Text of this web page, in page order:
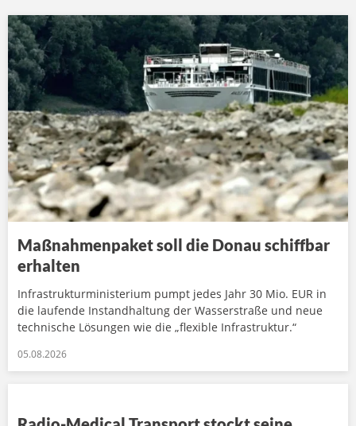
Maßnahmenpaket soll die Donau schiffbar
erhalten
Infrastrukturministerium pumpt jedes Jahr 30 Mio. EUR in
die laufende Instandhaltung der Wasserstraße und neue
technische Lösungen wie die „flexible Infrastruktur.“
05.08.2026